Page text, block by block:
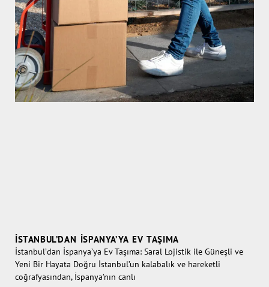
İSTANBUL’DAN İSPANYA’YA EV TAŞIMA
İstanbul’dan İspanya’ya Ev Taşıma: Saral Lojistik ile Güneşli ve
Yeni Bir Hayata Doğru İstanbul’un kalabalık ve hareketli
coğrafyasından, İspanya’nın canlı